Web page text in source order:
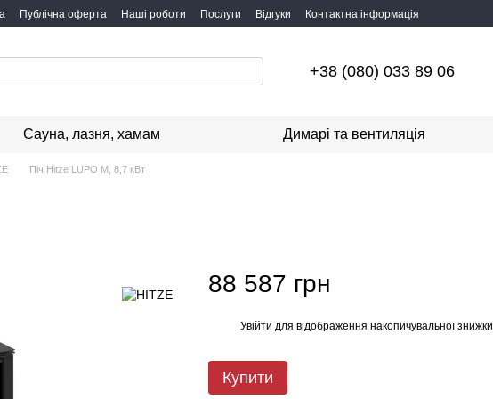
Публічна оферта Наші роботи Послуги Відгуки Контактна інформація
+38 (080) 033 89 06
Сауна, лазня, хамам Димарі та вентиляція
Піч Hitze LUPO M, 8,7 кВт
88 587 грн
Увійти для відображення накопичувальної знижки
Купити